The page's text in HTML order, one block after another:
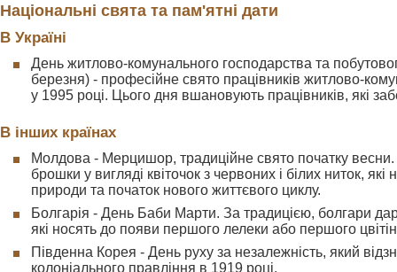
Національні свята та пам'ятні дати
В Україні
День житлово-комунального господарства та
березня) - професійне свято працівників житлово-
у 1995 році. Цього дня вшановують працівників, які
В інших країнах
Молдова - Мерцишор, традиційне свято початку
брошки у вигляді квіточок з червоних і білих ниток,
природи та початок нового життєвого циклу.
Болгарія - День Баби Марти. За традицією, болгари
які носять до появи першого лелеки або першого
Південна Корея - День руху за незалежність, який
колоніального правління в 1919 році.